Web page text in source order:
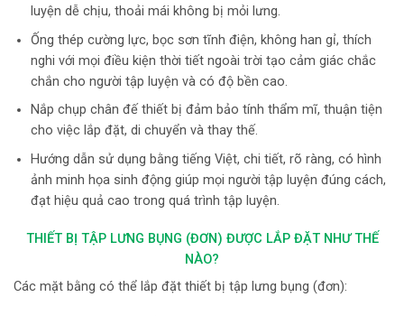
luyện dễ chịu, thoải mái không bị mỏi lưng.
Ống thép cường lực, bọc sơn tĩnh điện, không han gỉ, thích
nghi với mọi điều kiện thời tiết ngoài trời tạo cảm giác chắc
chắn cho người tập luyện và có độ bền cao.
Nắp chụp chân đế thiết bị đảm bảo tính thẩm mĩ, thuận tiện
cho việc lắp đặt, di chuyển và thay thế.
Hướng dẫn sử dụng bằng tiếng Việt, chi tiết, rõ ràng, có hình
ảnh minh họa sinh động giúp mọi người tập luyện đúng cách,
đạt hiệu quả cao trong quá trình tập luyện.
THIẾT BỊ TẬP LƯNG BỤNG (ĐƠN) ĐƯỢC LẮP ĐẶT NHƯ THẾ
NÀO?
Các mặt bằng có thể lắp đặt thiết bị tập lưng bụng (đơn):